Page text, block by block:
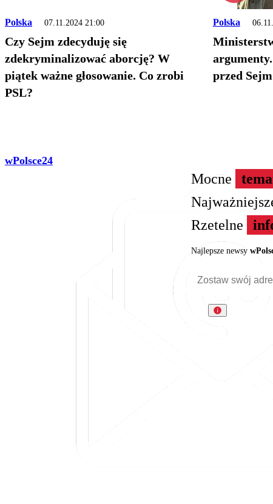
Polska 07.11.2024 21:00
Czy Sejm zdecyduję się
zdekryminalizować aborcję? W
piątek ważne głosowanie. Co zrobi
PSL?
Polska
przed Sejm
wPolsce24
Mocne
Rzetelne
Najlepsze newsy